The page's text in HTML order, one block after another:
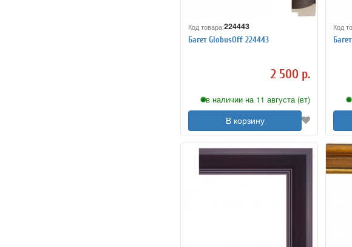
Код товара:224443
Багет GlobusOff 224443
2 500 р.
в наличии на 11 августа (вт)
В корзину
Код